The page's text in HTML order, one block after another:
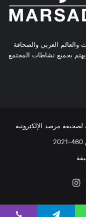
العربي والصحافة
بجميع نشاطات المجتمع